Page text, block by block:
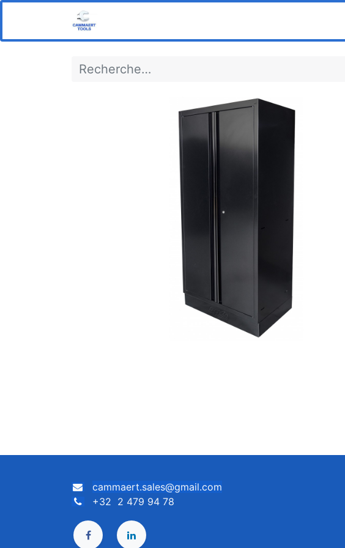
cammaert.sales@gmail.com
+32 2 479 94 78